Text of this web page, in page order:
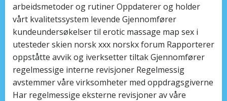
arbeidsmetoder og rutiner Oppdaterer og holder
vårt kvalitetssystem levende Gjennomfører
kundeundersøkelser til erotic massage map sex i
utesteder skien norsk xxx norskx forum Rapporterer
oppståtte avvik og iverksetter tiltak Gjennomfører
regelmessige interne revisjoner Regelmessig
avstemmer våre virksomheter med oppdragsgiverne
Har regelmessige eksterne revisjoner av våre